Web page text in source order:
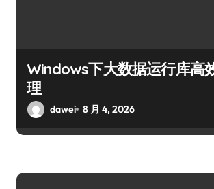
Windows下大数据运行库高
理
dawei 8 月 4, 2026